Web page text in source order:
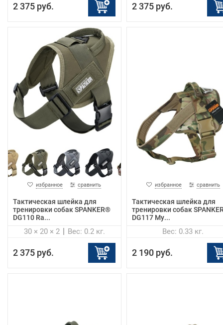
2 375 руб. 2 375 руб.
избранное сравнить
Тактическая шлейка для
тренировки собак SPANKER®
DG110 Ra...
30 × 20 × 2 Вес: 0.2 кг.
2 375 руб.
избранное сравнить
Тактическая шлейка для
тренировки собак
DG117 Му...
Вес: 0.33 кг.
2 190 руб.